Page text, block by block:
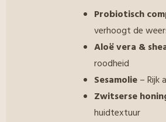
Probiotisch
verhoogt de
Aloë vera &
roodheid
Sesamolie– Rijk
Zwitserse
huidtextuur